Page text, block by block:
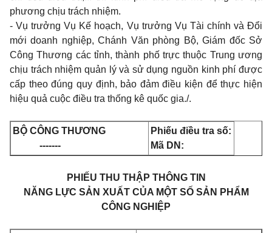
phương chịu trách nhiệm.
- Vụ trưởng Vụ Kế hoạch, Vụ trưởng Vụ Tài chính và Đổi
mới doanh nghiệp, Chánh Văn phòng Bộ, Giám đốc Sở
Công Thương các tỉnh, thành phố trực thuộc Trung ương
chịu trách nhiệm quản lý và sử dụng nguồn kinh phí được
cấp theo đúng quy định, bảo đảm điều kiện để thực hiện
hiệu quả cuộc điều tra thống kê quốc gia./.
BỘ CÔNG THƯƠNG
-------
Phiếu điều tra số:
Mã DN:
PHIẾU THU THẬP THÔNG TIN
NĂNG LỰC SẢN XUẤT CỦA MỘT SỐ SẢN PHẨM
CÔNG NGHIỆP